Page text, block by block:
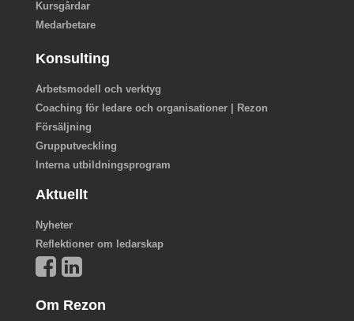
Kursgårdar
Medarbetare
Konsulting
Arbetsmodell och verktyg
Coaching för ledare och organisationer | Rezon
Försäljning
Grupputveckling
Interna utbildningsprogram
Aktuellt
Nyheter
Reflektioner om ledarskap
Om Rezon